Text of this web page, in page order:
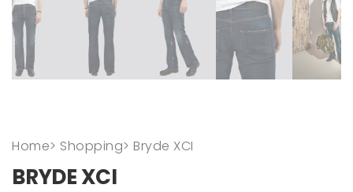
Home> Shopping> Bryde XCI
BRYDE XCI